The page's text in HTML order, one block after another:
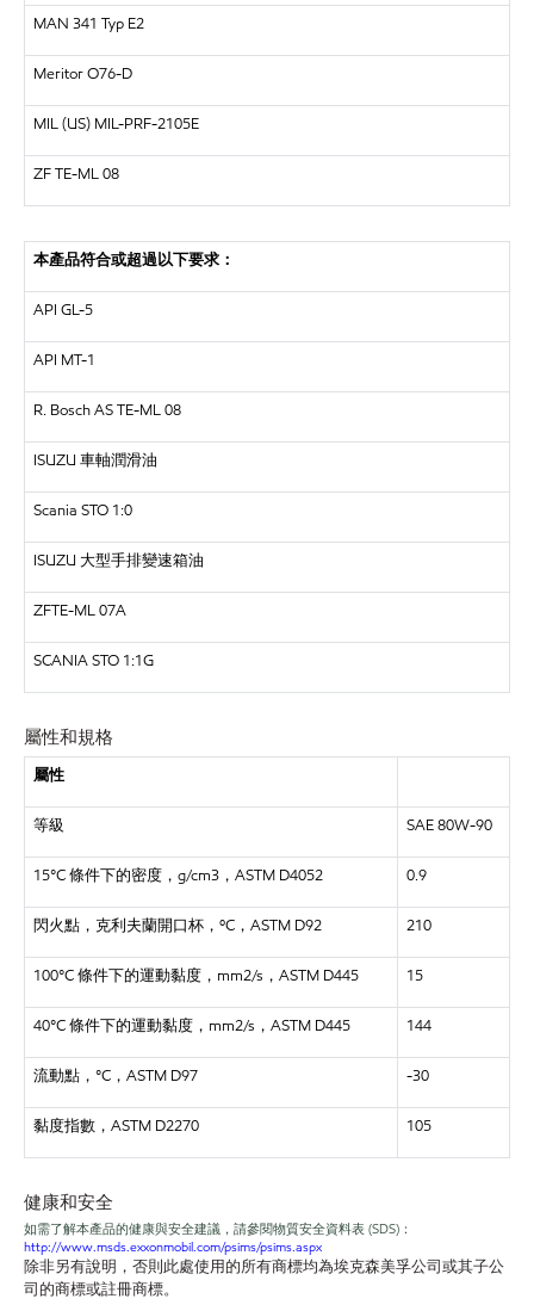
MAN 341 Typ E2
MeritorO76-D
MIL (US) MIL-PRF-2105E
ZFTE-ML 08
本產品符合或超過以下要求：
API GL-5
API MT-1
R. Bosch ASTE-ML 08
ISUZU 車軸潤滑油
Scania STO 1:0
ISUZU 大型手排變速箱油
ZFTE-ML 07A
SCANIASTO 1:1G
屬性和規格
屬性
等級 SAE 80W-90
15°C 條件下的密度，g/cm3，ASTM D4052 0.9
閃火點，克利夫蘭開口杯， ºC，ASTM D92 210
100°C 條件下的運動黏度，mm2/s，ASTM D445 15
40°C 條件下的運動黏度，mm2/s，ASTM D445 144
流動點， °C， ASTM D97 -30
黏度指數， ASTM D2270 105
健康和安全
如需了解本產品的健康與安全建議，請參閱物質安全資料表(SDS)：
http://www.msds.exxonmobil.com/psims/psims.aspx
除非另有說明，否則此處使用的所有商標均為埃克森美孚公司或其子公
司的商標或註冊商標。